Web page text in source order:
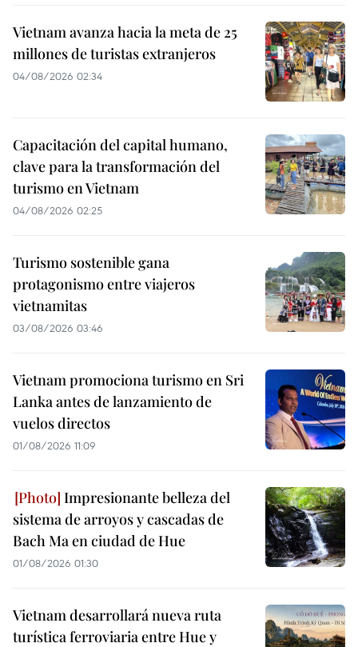
Vietnam avanza hacia la meta de 25
millones de turistas extranjeros
04/08/2026 02:34
Capacitación del capital humano,
clave para la transformación del
turismo en Vietnam
04/08/2026 02:25
Turismo sostenible gana
protagonismo entre viajeros
vietnamitas
03/08/2026 03:46
Vietnam promociona turismo en Sri
Lanka antes de lanzamiento de
vuelos directos
01/08/2026 11:09
Impresionante belleza del
sistema de arroyos y cascadas de
Bach Ma en ciudad de Hue
01/08/2026 01:30
Vietnam desarrollará nueva ruta
turística ferroviaria entre Hue y